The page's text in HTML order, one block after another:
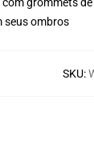
seus ombros
SKU: